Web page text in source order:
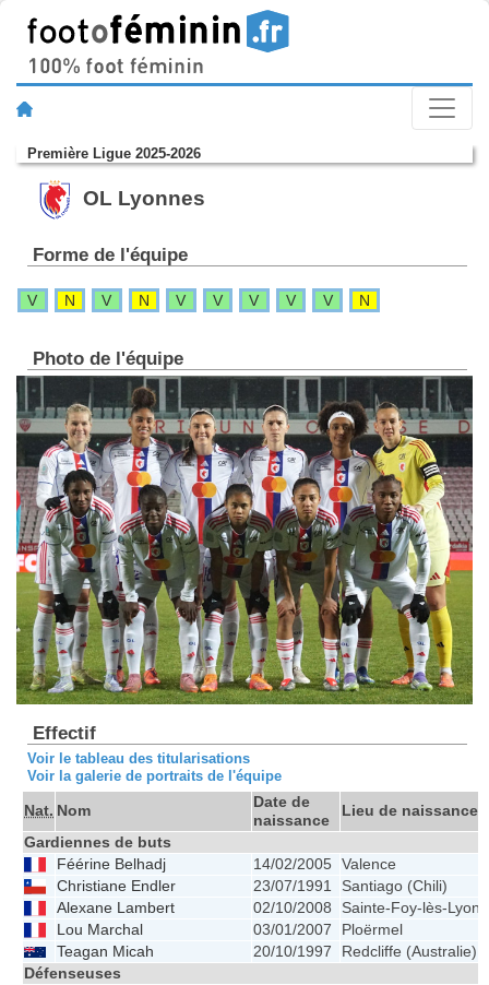
Première Ligue 2025-2026
OL Lyonnes
Forme de l'équipe
V N V N V V V V V N
Photo de l'équipe
Effectif
Voir le tableau des titularisations
Voir la galerie de portraits de l'équipe
Nat. Nom
Date de
naissance
Lieu de naissance
Gardiennes de buts
Féérine Belhadj
14/02/2005 Valence
Christiane Endler
23/07/1991
Santiago (Chili)
Alexane Lambert
02/10/2008
Sainte-Foy-lès-Lyon
Lou Marchal
03/01/2007
Ploërmel
Teagan Micah
20/10/1997
Redcliffe (Australie)
Défenseuses